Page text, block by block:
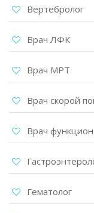
Вертебролог
Врач ЛФК
Врач МРТ
Врач скорой
Врач
Гематолог